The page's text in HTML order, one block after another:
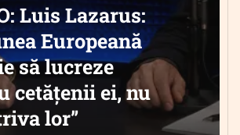
Luis Lazarus:
Europeană
să lucreze
cetățenii ei, nu
lor”